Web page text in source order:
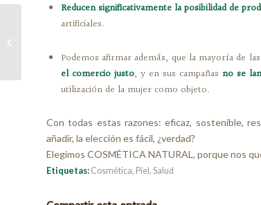
Reducen significativamente la posibilidad de
artificiales.
Podemos afirmar además, que la mayoría de
el comercio justo, y en sus campañas no se
utilización de la mujer como objeto.
Con todas estas razones: eficaz, sostenible,
añadir, la elección es fácil, ¿verdad?
Elegimos COSMÉTICA NATURAL, porque nos
Etiquetas: Cosmética, Piel , Salud